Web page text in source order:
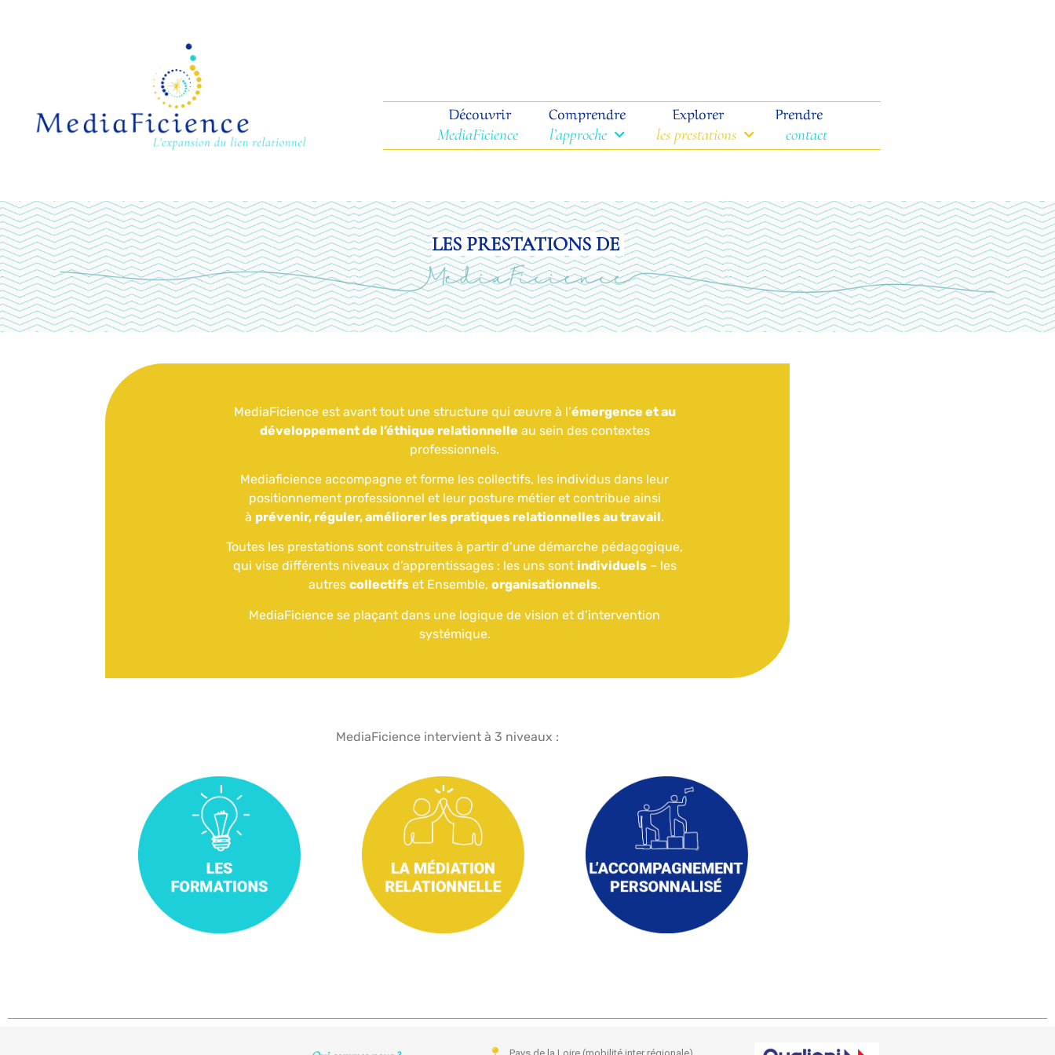
Découvrir Comprendre Explorer Prendre
MediaFicience l’approche les prestations contact
LES PRESTATIONS DE
MediaFicience est avant tout une structure qui œuvre à l’émergence et au
développement de l’éthique relationnelle au sein des contextes
professionnels.
Mediaficience accompagne et forme les collectifs, les individus dans leur
positionnement professionnel et leur posture métier et contribue ainsi
à prévenir, réguler, améliorer les pratiques relationnelles au travail.
Toutes les prestations sont construites à partir d’une démarche pédagogique,
qui vise différents niveaux d’apprentissages : les uns sont individuels– les
autrescollectifs et Ensemble,organisationnels.
MediaFicience se plaçant dans une logique de vision et d’intervention
systémique.
MediaFicience intervient à 3 niveaux :
Développer sa
compétence relationnelle
au travail
En savoir +
Réguler les relations
et bonifier les liens
professionnels
En savoir +
Enrichir son
positionnement
professionnel et se
posture métier
En savoir +